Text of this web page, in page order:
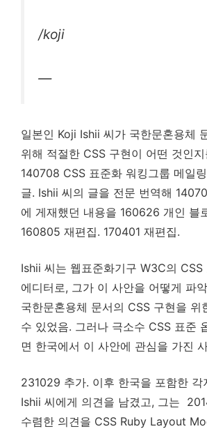
/koji
—
일본인 Koji Ishii 씨가 국한문혼용체
위해 적절한 CSS 구현이 어떤 것인
140708 CSS 표준화 워킹그룹 메일
글. Ishii 씨의 글을 전문 번역해
에 게재했던 내용을 160626 개인 블
160805 재편집. 170401 재편집.
Ishii 씨는 웹표준화기구 W3C의 CSS
에디터로, 그가 이 사안을 어떻게 파
국한문혼용체 문서의 CSS 구현을 위
수 있었음. 그러나 극소수 CSS 표준
면 한국에서 이 사안에 관심을 가진
231029 추가. 이후 한국을 포함한 각
Ishii 씨에게 의견을 남겼고, 그는
수렴한 의견을 CSS Ruby Layout